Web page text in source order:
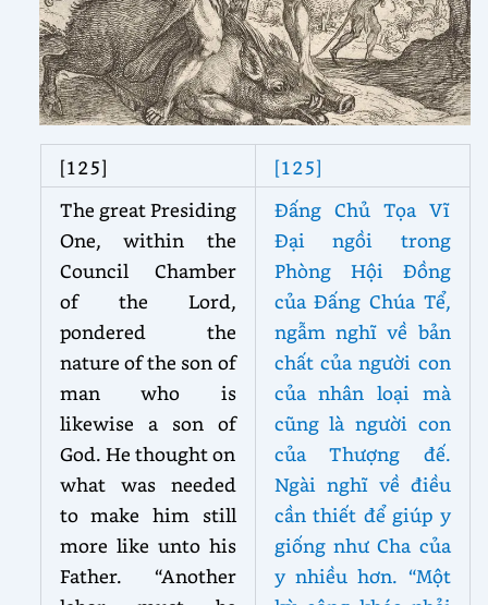
[125]
[125]
The great Presiding
One, within the
Council Chamber
of the Lord,
pondered the
nature of the son of
man who is
likewise a son of
God. He thought on
what was needed
to make him still
more like unto his
Father. “Another
Đấng Chủ Tọa Vĩ
Đại ngồi trong
Phòng Hội Đồng
của Đấng Chúa Tể,
ngẫm nghĩ về bản
chất của người con
của nhân loại mà
cũng là người con
của Thượng đế.
Ngài nghĩ về điều
cần thiết để giúp y
giống như Cha của
y nhiều hơn. “Một